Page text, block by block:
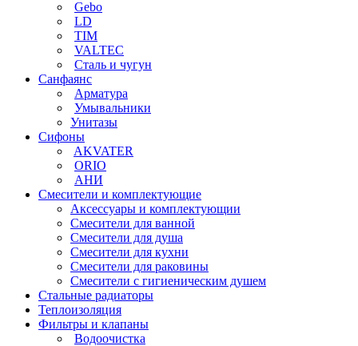
Gebo
LD
TIM
VALTEC
Сталь и чугун
Санфаянс
Арматура
Умывальники
Унитазы
Сифоны
AKVATER
ORIO
АНИ
Смесители и комплектующие
Аксессуары и комплектующии
Смесители для ванной
Смесители для душа
Смесители для кухни
Смесители для раковины
Смесители с гигиеническим душем
Стальные радиаторы
Теплоизоляция
Фильтры и клапаны
Водоочистка